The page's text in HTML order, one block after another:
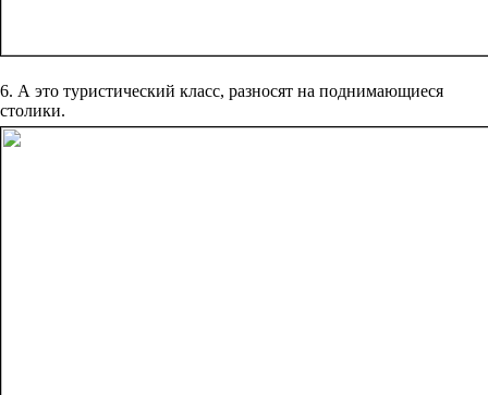
6. А это туристический класс, разносят на поднимающиеся
столики.